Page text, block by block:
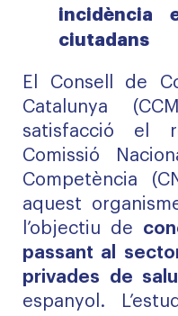
incidència
ciutadans
El Consell de
Catalunya
satisfacció el
Comissió
Competència
aquest
l’objectiu de
passant al
privades de
espanyol.